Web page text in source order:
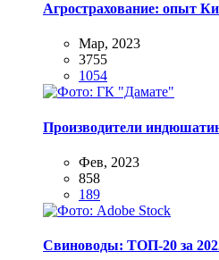
Агрострахование: опыт
Мар, 2023
3755
1054
Производители
Фев, 2023
858
189
Свиноводы: ТОП-20 за